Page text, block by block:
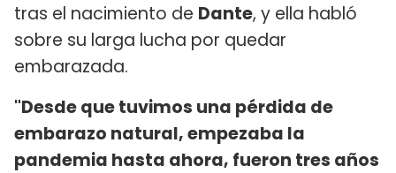
tras el nacimiento de Dante, y ella habló
sobre su larga lucha por quedar
embarazada.
"Desde que tuvimos una pérdida de
embarazo natural, empezaba la
pandemia hasta ahora, fueron tres años